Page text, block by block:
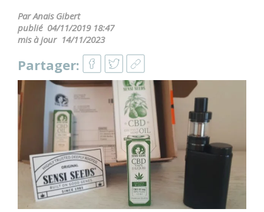
Par Anais Gibert
publié 04/11/2019 18:47
mis à jour 14/11/2023
Partager: